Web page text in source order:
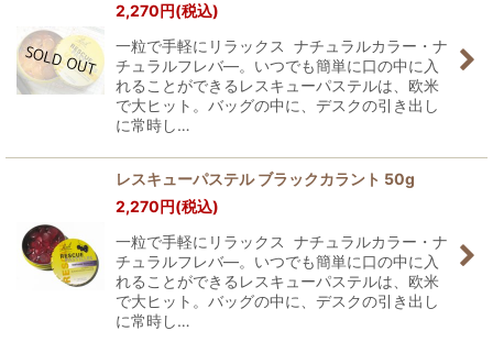
2,270円(税込)
一粒で手軽にリラックス ナチュラルカラー・ナ
チュラルフレバ―。いつでも簡単に口の中に入
れることができるレスキューパステルは、欧米
で大ヒット。バッグの中に、デスクの引き出し
に常時し…
レスキューパステル ブラックカラント 50g
2,270円(税込)
一粒で手軽にリラックス ナチュラルカラー・ナ
チュラルフレバ―。いつでも簡単に口の中に入
れることができるレスキューパステルは、欧米
で大ヒット。バッグの中に、デスクの引き出し
に常時し…